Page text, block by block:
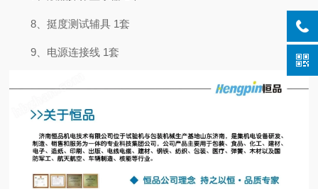
8、挺度测试辅具 1套
9、电源连接线 1套